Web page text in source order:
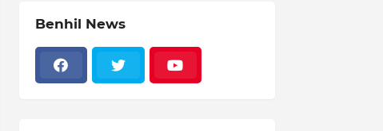
Benhil News